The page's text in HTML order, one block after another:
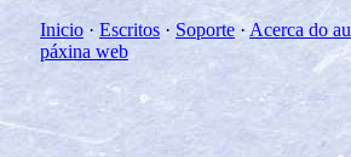
Inicio · Escritos · Soporte · Acerca do
páxina web